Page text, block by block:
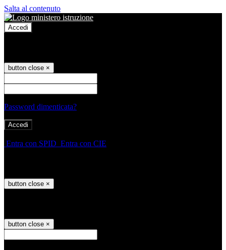
Salta al contenuto
Accedi
button close ×
Password dimenticata?
Entra con SPID Entra con CIE
button close ×
button close ×